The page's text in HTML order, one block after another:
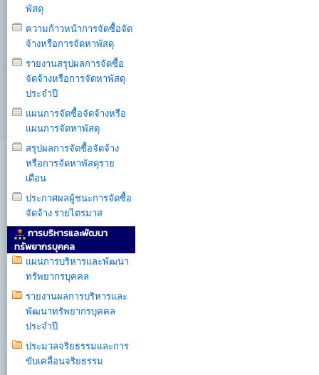
พัสดุ
ความก้าวหน้าการจัดซื้อจัด
จ้างหรือการจัดหาพัสดุ
รายงานสรุปผลการจัดซื้อ
จัดจ้างหรือการจัดหาพัสดุ
ประจำปี
แผนการจัดซื้อจัดจ้างหรือ
แผนการจัดหาพัสดุ
สรุปผลการจัดซื้อจัดจ้าง
หรือการจัดหาพัสดุราย
เดือน
ประกาศผลผู้ชนะการจัดซื้อ
จัดจ้าง รายไตรมาส
การบริหารและพัฒนา
ทรัพยากรบุคคล
แผนการบริหารเเละพัฒนา
ทรัพยากรบุคคล
รายงานผลการบริหารและ
พัฒนาทรัพยากรบุคคล
ประจำปี
ประมวลจริยธรรมและการ
ขับเคลื่อนจริยธรรม